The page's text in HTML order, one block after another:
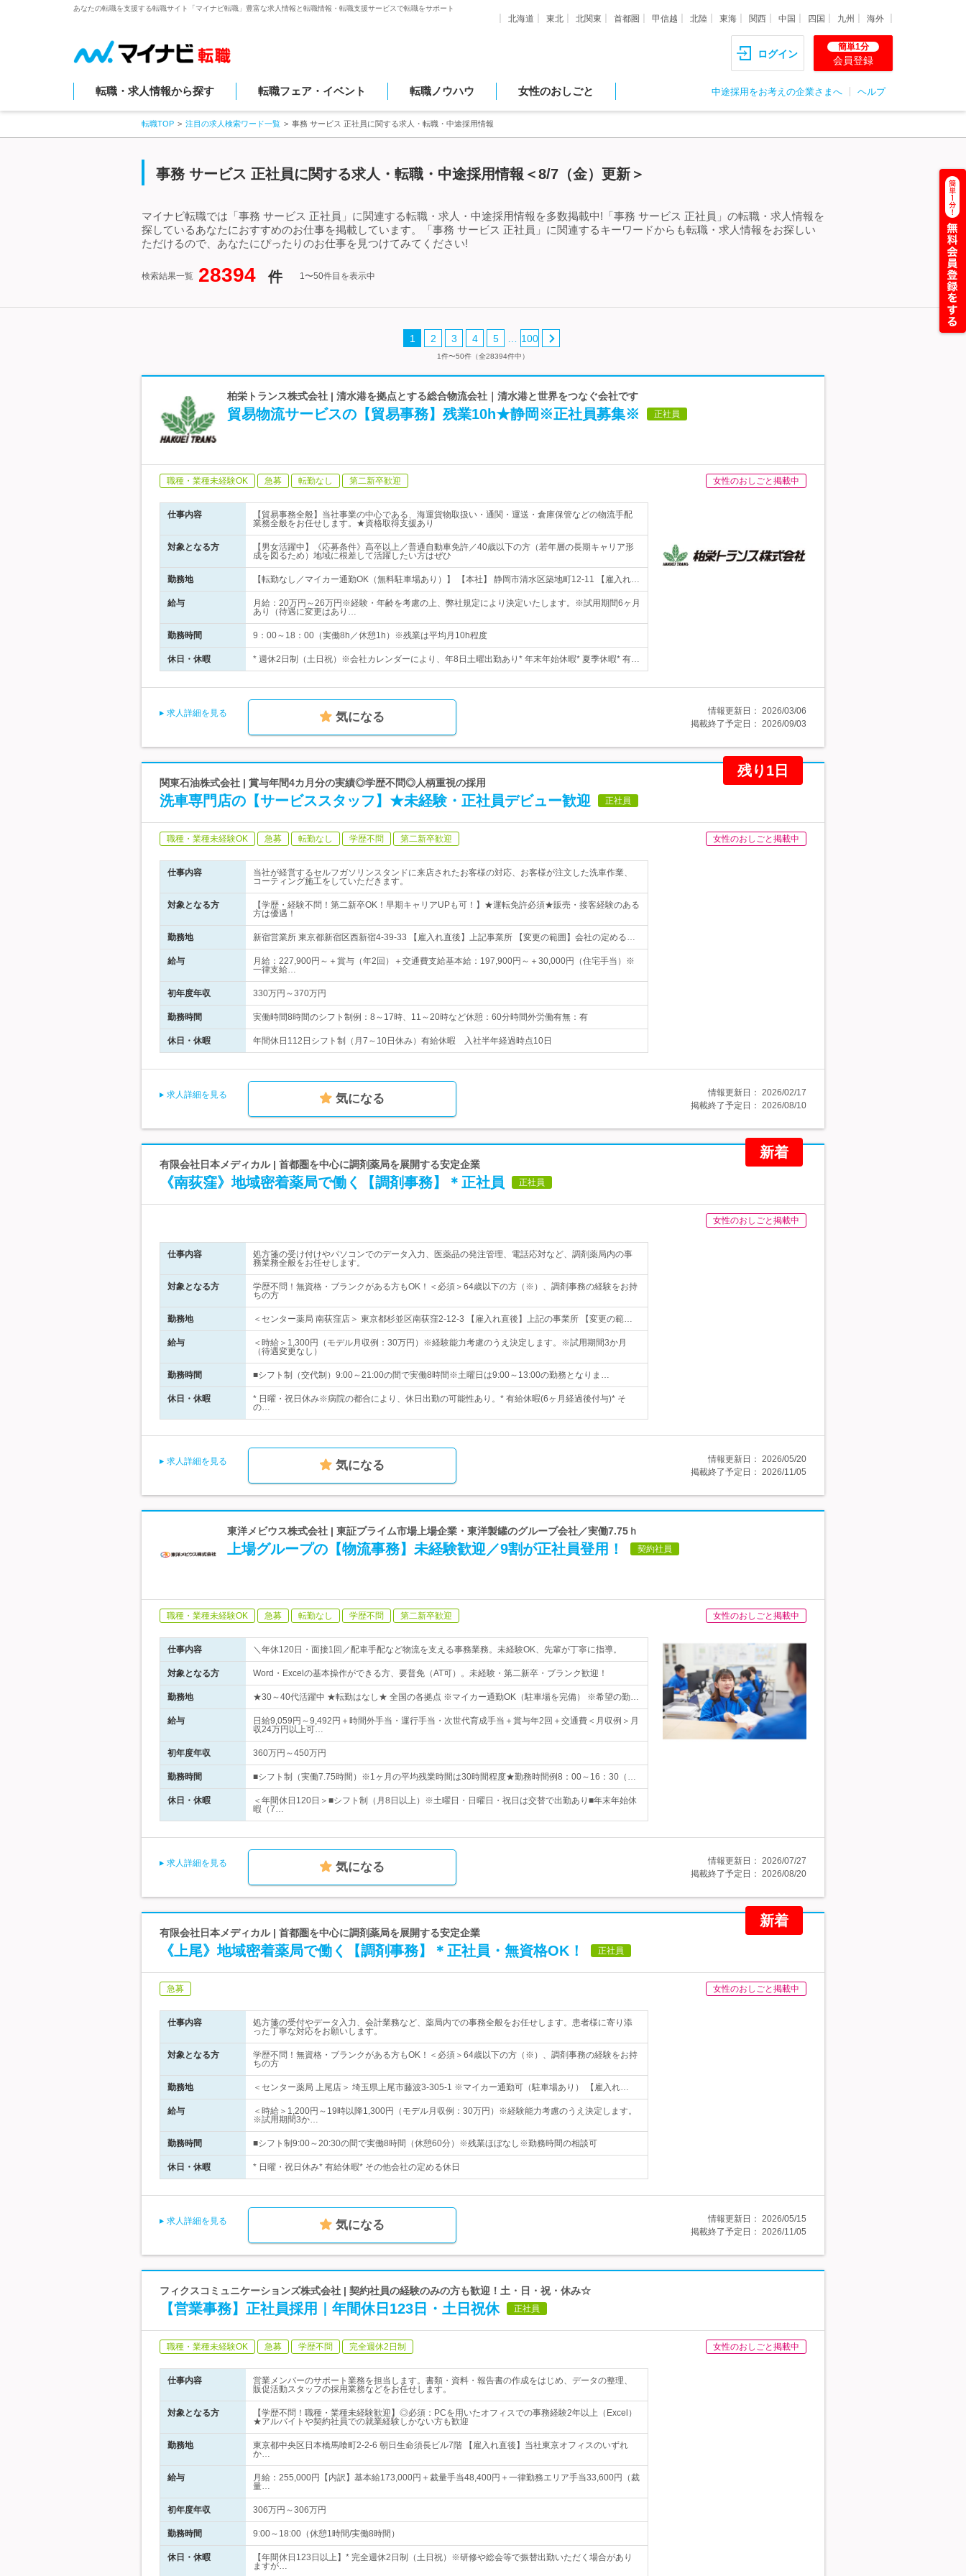
あなたの転職を支援する転職サイト「マイナビ転職」豊富な求人情報と転職情報・転職支援サービスで転職をサポート
北海道 東北 北関東 首都圏 甲信越 北陸 東海 関西 中国 四国 九州 海外
ログイン
簡単1分
会員登録
転職・求人情報から探す 転職フェア・イベント 転職ノウハウ 女性のおしごと 中途採用をお考えの企業さまへ ヘルプ
転職TOP 注目の求人検索ワード一覧 事務 サービス 正社員に関する求人・転職・中途採用情報
事務 サービス 正社員に関する求人・転職・中途採用情報＜8/7（金）更新＞
マイナビ転職では「事務 サービス 正社員」に関連する転職・求人・中途採用情報を多数掲載中!「事務 サービス 正社員」の転職・求人情報を
探しているあなたにおすすめのお仕事を掲載しています。「事務 サービス 正社員」に関連するキーワードからも転職・求人情報をお探しい
ただけるので、あなたにぴったりのお仕事を見つけてみてください!
検索結果一覧 28394 件 1〜50件目を表示中
1 2 3 4 5 100
1件〜50件（全28394件中）
柏栄トランス株式会社 | 清水港を拠点とする総合物流会社｜清水港と世界をつなぐ会社です
貿易物流サービスの【貿易事務】残業10h★静岡※正社員募集※ 正社員
職種・業種未経験OK 急募 転勤なし 第二新卒歓迎 女性のおしごと掲載中
仕事内容
【貿易事務全般】当社事業の中心である、海運貨物取扱い・通関・運送・倉庫保管などの物流手配
業務全般をお任せします。★資格取得支援あり
対象となる方
【男女活躍中】《応募条件》高卒以上／普通自動車免許／40歳以下の方（若年層の長期キャリア形
成を図るため）地域に根差して活躍したい方はぜひ
勤務地 【転勤なし／マイカー通勤OK（無料駐車場あり）】 【本社】 静岡市清水区築地町12-11 【雇入れ…
給与
月給：20万円～26万円※経験・年齢を考慮の上、弊社規定により決定いたします。※試用期間6ヶ月
あり（待遇に変更はあり…
勤務時間 9：00～18：00（実働8h／休憩1h）※残業は平均月10h程度
休日・休暇 * 週休2日制（土日祝）※会社カレンダーにより、年8日土曜出勤あり* 年末年始休暇* 夏季休暇* 有…
求人詳細を見る 気になる 情報更新日： 2026/03/06
掲載終了予定日： 2026/09/03
残り1日
関東石油株式会社 | 賞与年間4カ月分の実績◎学歴不問◎人柄重視の採用
洗車専門店の【サービススタッフ】★未経験・正社員デビュー歓迎 正社員
職種・業種未経験OK 急募 転勤なし 学歴不問 第二新卒歓迎 女性のおしごと掲載中
仕事内容
当社が経営するセルフガソリンスタンドに来店されたお客様の対応、お客様が注文した洗車作業、
コーティング施工をしていただきます。
対象となる方
【学歴・経験不問！第二新卒OK！早期キャリアUPも可！】★運転免許必須★販売・接客経験のある
方は優遇！
勤務地 新宿営業所 東京都新宿区西新宿4-39-33 【雇入れ直後】上記事業所 【変更の範囲】会社の定める…
給与
月給：227,900円～＋賞与（年2回）＋交通費支給基本給：197,900円～＋30,000円（住宅手当）※
一律支給…
初年度年収 330万円～370万円
勤務時間 実働時間8時間のシフト制例：8～17時、11～20時など休憩：60分時間外労働有無：有
休日・休暇 年間休日112日シフト制（月7～10日休み）有給休暇 入社半年経過時点10日
求人詳細を見る 気になる 情報更新日： 2026/02/17
掲載終了予定日： 2026/08/10
新着
有限会社日本メディカル | 首都圏を中心に調剤薬局を展開する安定企業
《南荻窪》地域密着薬局で働く【調剤事務】＊正社員 正社員
女性のおしごと掲載中
仕事内容
処方箋の受け付けやパソコンでのデータ入力、医薬品の発注管理、電話応対など、調剤薬局内の事
務業務全般をお任せします。
対象となる方
学歴不問！無資格・ブランクがある方もOK！＜必須＞64歳以下の方（※）、調剤事務の経験をお持
ちの方
勤務地 ＜センター薬局 南荻窪店＞ 東京都杉並区南荻窪2-12-3 【雇入れ直後】上記の事業所 【変更の範…
給与
＜時給＞1,300円（モデル月収例：30万円）※経験能力考慮のうえ決定します。※試用期間3か月
（待遇変更なし）
勤務時間 ■シフト制（交代制）9:00～21:00の間で実働8時間※土曜日は9:00～13:00の勤務となりま…
休日・休暇
* 日曜・祝日休み※病院の都合により、休日出勤の可能性あり。* 有給休暇(6ヶ月経過後付与)* そ
の…
求人詳細を見る 気になる 情報更新日： 2026/05/20
掲載終了予定日： 2026/11/05
東洋メビウス株式会社 | 東証プライム市場上場企業・東洋製罐のグループ会社／実働7.75ｈ
上場グループの【物流事務】未経験歓迎／9割が正社員登用！ 契約社員
職種・業種未経験OK 急募 転勤なし 学歴不問 第二新卒歓迎 女性のおしごと掲載中
仕事内容 ＼年休120日・面接1回／配車手配など物流を支える事務業務。未経験OK、先輩が丁寧に指導。
対象となる方 Word・Excelの基本操作ができる方、要普免（AT可）。未経験・第二新卒・ブランク歓迎！
勤務地 ★30～40代活躍中 ★転勤はなし★ 全国の各拠点 ※マイカー通勤OK（駐車場を完備） ※希望の勤…
給与
日給9,059円～9,492円＋時間外手当・運行手当・次世代育成手当＋賞与年2回＋交通費＜月収例＞月
収24万円以上可…
初年度年収 360万円～450万円
勤務時間 ■シフト制（実働7.75時間）※1ヶ月の平均残業時間は30時間程度★勤務時間例8：00～16：30（…
休日・休暇
＜年間休日120日＞■シフト制（月8日以上）※土曜日・日曜日・祝日は交替で出勤あり■年末年始休
暇（7…
求人詳細を見る 気になる 情報更新日： 2026/07/27
掲載終了予定日： 2026/08/20
新着
有限会社日本メディカル | 首都圏を中心に調剤薬局を展開する安定企業
《上尾》地域密着薬局で働く【調剤事務】＊正社員・無資格OK！ 正社員
急募 女性のおしごと掲載中
仕事内容
処方箋の受付やデータ入力、会計業務など、薬局内での事務全般をお任せします。患者様に寄り添
った丁寧な対応をお願いします。
対象となる方
学歴不問！無資格・ブランクがある方もOK！＜必須＞64歳以下の方（※）、調剤事務の経験をお持
ちの方
勤務地 ＜センター薬局 上尾店＞ 埼玉県上尾市藤波3-305-1 ※マイカー通勤可（駐車場あり） 【雇入れ…
給与
＜時給＞1,200円～19時以降1,300円（モデル月収例：30万円）※経験能力考慮のうえ決定します。
※試用期間3か…
勤務時間 ■シフト制9:00～20:30の間で実働8時間（休憩60分）※残業ほぼなし※勤務時間の相談可
休日・休暇 * 日曜・祝日休み* 有給休暇* その他会社の定める休日
求人詳細を見る 気になる 情報更新日： 2026/05/15
掲載終了予定日： 2026/11/05
フィクスコミュニケーションズ株式会社 | 契約社員の経験のみの方も歓迎！土・日・祝・休み☆
【営業事務】正社員採用｜年間休日123日・土日祝休 正社員
職種・業種未経験OK 急募 学歴不問 完全週休2日制 女性のおしごと掲載中
仕事内容
営業メンバーのサポート業務を担当します。書類・資料・報告書の作成をはじめ、データの整理、
販促活動スタッフの採用業務などをお任せします。
対象となる方
【学歴不問！職種・業種未経験歓迎】◎必須：PCを用いたオフィスでの事務経験2年以上（Excel）
★アルバイトや契約社員での就業経験しかない方も歓迎
勤務地
東京都中央区日本橋馬喰町2-2-6 朝日生命須長ビル7階 【雇入れ直後】当社東京オフィスのいずれ
か…
給与
月給：255,000円【内訳】基本給173,000円＋裁量手当48,400円＋一律勤務エリア手当33,600円（裁
量…
初年度年収 306万円～306万円
勤務時間 9:00～18:00（休憩1時間/実働8時間）
休日・休暇
【年間休日123日以上】* 完全週休2日制（土日祝）※研修や総会等で振替出勤いただく場合があり
ますが…